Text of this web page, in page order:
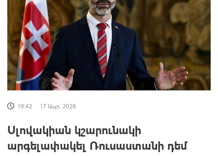
19:42 17 Ապր, 2026
Սլովակիան կշարունակի
արգելափակել Ռուսաստանի դեմ